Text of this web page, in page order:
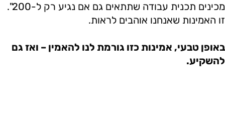
מכינים תכנית עבודה שתתאים גם אם נגיע רק ל-200".
זו האמינות שאנחנו אוהבים לראות.
באופן טבעי, אמינות כזו גורמת לנו להאמין – ואז גם
להשקיע.